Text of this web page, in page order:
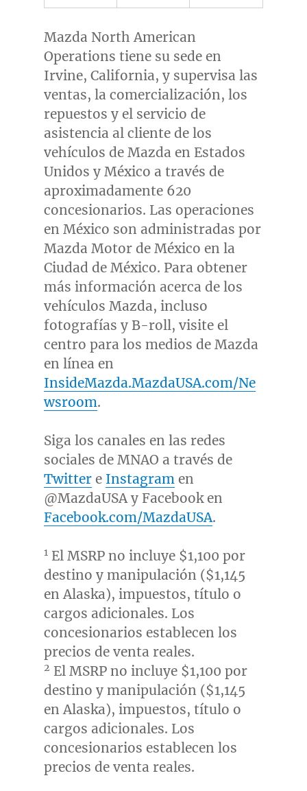
Mazda North American
Operations tiene su sede en
Irvine, California, y supervisa las
ventas, la comercialización, los
repuestos y el servicio de
asistencia al cliente de los
vehículos de Mazda en Estados
Unidos y México a través de
aproximadamente 620
concesionarios. Las operaciones
en México son administradas por
Mazda Motor de México en la
Ciudad de México. Para obtener
más información acerca de los
vehículos Mazda, incluso
fotografías y B-roll, visite el
centro para los medios de Mazda
en línea en
InsideMazda.MazdaUSA.com/Ne
wsroom.
Siga los canales en las redes
sociales de MNAO a través de
Twittere Instagramen
@MazdaUSA y Facebook en
Facebook.com/MazdaUSA.
1El MSRP no incluye $1,100 por
destino y manipulación ($1,145
enAlaska), impuestos, título o
cargos adicionales. Los
concesionarios establecen los
precios de venta reales.
2 El MSRP no incluye $1,100 por
destino y manipulación ($1,145
enAlaska), impuestos, título o
cargos adicionales. Los
concesionarios establecen los
precios de venta reales.